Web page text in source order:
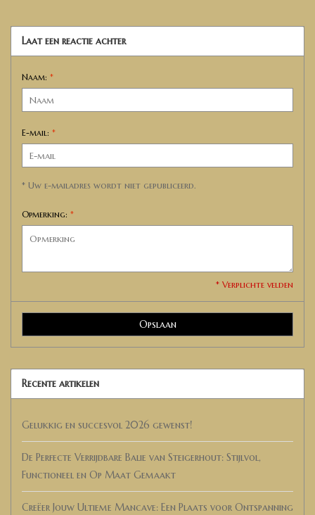
Laat een reactie achter
Naam: *
E-mail: *
* Uw e-mailadres wordt niet gepubliceerd.
Opmerking: *
* Verplichte velden
Opslaan
Recente artikelen
Gelukkig en succesvol 2026 gewenst!
De Perfecte Verrijdbare Balie van Steigerhout: Stijlvol,
Functioneel en Op Maat Gemaakt
Creëer Jouw Ultieme Mancave: Een Plaats voor Ontspanning